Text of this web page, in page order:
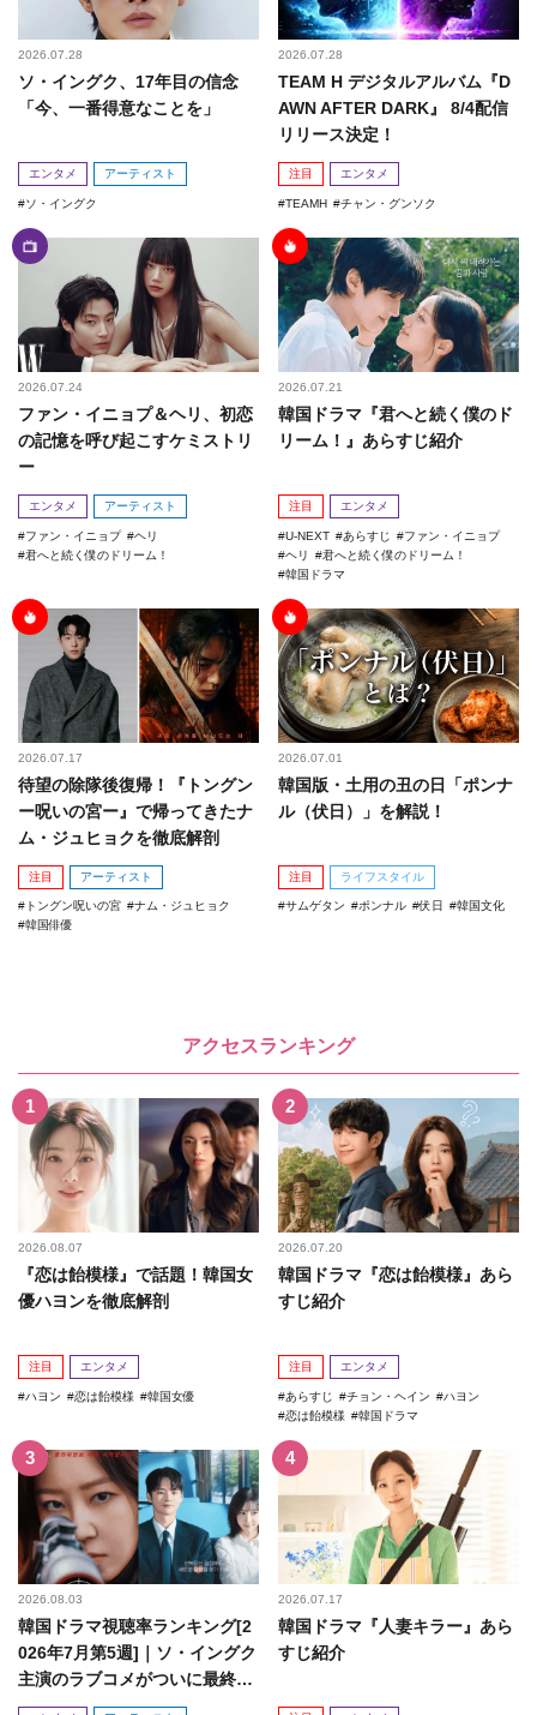
2026.07.28
ソ・イングク、17年目の信念
「今、一番得意なことを」
エンタメ アーティスト
ソ・イングク
2026.07.28
TEAM H デジタルアルバム『D
AWN AFTER DARK』 8/4配信
リリース決定！
注目 エンタメ
TEAMH チャン・グンソク
2026.07.24
ファン・イニョプ＆ヘリ、初恋
の記憶を呼び起こすケミストリ
ー
エンタメ アーティスト
ファン・イニョプ
ヘリ
君へと続く僕のドリーム！
2026.07.21
韓国ドラマ『君へと続く僕のド
リーム！』あらすじ紹介
注目 エンタメ
U-NEXT あらすじ
ファン・イニョプ
ヘリ
君へと続く僕のドリーム！
韓国ドラマ
2026.07.17
待望の除隊後復帰！『トングン
ー呪いの宮ー』で帰ってきたナ
ム・ジュヒョクを徹底解剖
注目 アーティスト
トングン呪いの宮
ナム・ジュヒョク
韓国俳優
2026.07.01
韓国版・土用の丑の日「ポンナ
ル（伏日）」を解説！
注目 ライフスタイル
サムゲタン ポンナル 伏日 韓国文化
アクセスランキング
2026.08.07
『恋は飴模様』で話題！韓国女
優ハヨンを徹底解剖
注目 エンタメ
ハヨン 恋は飴模様 韓国女優
2026.07.20
韓国ドラマ『恋は飴模様』あら
すじ紹介
注目 エンタメ
あらすじ チョン・ヘイン
ハヨン
恋は飴模様
韓国ドラマ
2026.08.03
韓国ドラマ視聴率ランキング[2
026年7月第5週]｜ソ・イングク
主演のラブコメがついに最終
回！
2026.07.17
韓国ドラマ『人妻キラー』あら
すじ紹介